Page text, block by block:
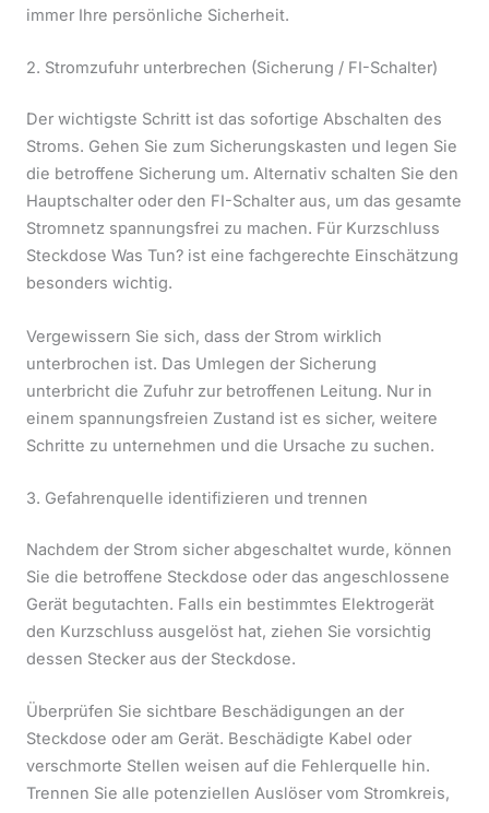
immer Ihre persönliche Sicherheit.
2. Stromzufuhr unterbrechen (Sicherung / FI-Schalter)
Der wichtigste Schritt ist das sofortige Abschalten des
Stroms. Gehen Sie zum Sicherungskasten und legen Sie
die betroffene Sicherung um. Alternativ schalten Sie den
Hauptschalter oder den FI-Schalter aus, um das gesamte
Stromnetz spannungsfrei zu machen. Für Kurzschluss
Steckdose Was Tun? ist eine fachgerechte Einschätzung
besonders wichtig.
Vergewissern Sie sich, dass der Strom wirklich
unterbrochen ist. Das Umlegen der Sicherung
unterbricht die Zufuhr zur betroffenen Leitung. Nur in
einem spannungsfreien Zustand ist es sicher, weitere
Schritte zu unternehmen und die Ursache zu suchen.
3. Gefahrenquelle identifizieren und trennen
Nachdem der Strom sicher abgeschaltet wurde, können
Sie die betroffene Steckdose oder das angeschlossene
Gerät begutachten. Falls ein bestimmtes Elektrogerät
den Kurzschluss ausgelöst hat, ziehen Sie vorsichtig
dessen Stecker aus der Steckdose.
Überprüfen Sie sichtbare Beschädigungen an der
Steckdose oder am Gerät. Beschädigte Kabel oder
verschmorte Stellen weisen auf die Fehlerquelle hin.
Trennen Sie alle potenziellen Auslöser vom Stromkreis,